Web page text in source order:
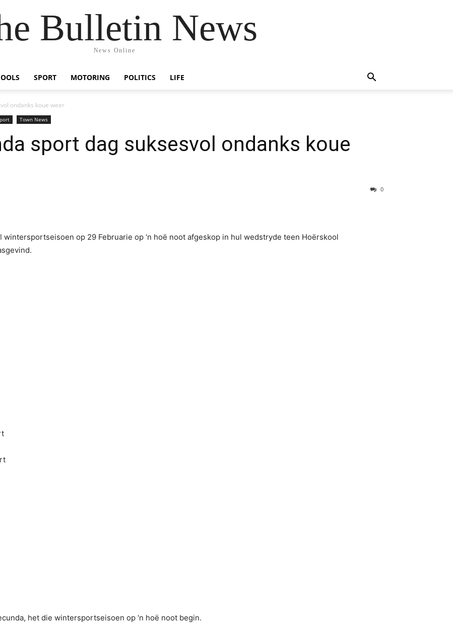
Bulletin News
News Online
SPORT MOTORING POLITICS LIFE
ondanks koue weer
Town News
sport dag suksesvol ondanks koue
0
op 29 Februarie op ‘n hoë noot afgeskop in hul wedstryde teen Hoërskool
het die wintersportseisoen op ‘n hoë noot begin.